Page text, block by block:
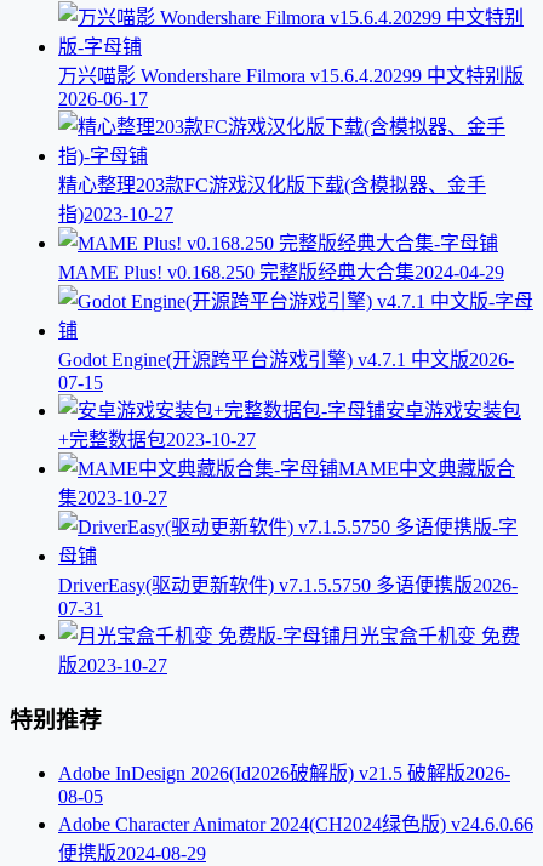
万兴喵影 Wondershare Filmora v15.6.4.20299 中文特别版
2026-06-17
精心整理203款FC游戏汉化版下载(含模拟器、金手
指)2023-10-27
MAME Plus! v0.168.250 完整版经典大合集2024-04-29
Godot Engine(开源跨平台游戏引擎) v4.7.1 中文版2026-
07-15
安卓游戏安装包
+完整数据包2023-10-27
MAME中文典藏版合
集2023-10-27
DriverEasy(驱动更新软件) v7.1.5.5750 多语便携版2026-
07-31
月光宝盒千机变 免费
版2023-10-27
特别推荐
Adobe InDesign 2026(Id2026破解版) v21.5 破解版2026-
08-05
Adobe Character Animator 2024(CH2024绿色版) v24.6.0.66
便携版2024-08-29